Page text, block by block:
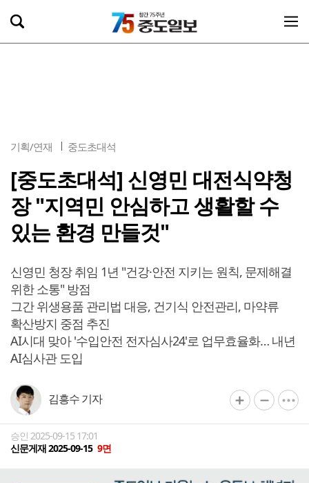
기획/연재 중도초대석
[중도초대석] 신영민 대전식약청
장 "지역민 안심하고 생활할 수
있는 환경 만들것"
신영민 청장 취임 1년 "건강·안전 지키는 원칙, 문제해결
위한 소통" 방점
그간 위생용품 관리법 대응, 건기식 안전관리, 마약류
확산방지 중점 추진
AI시대 맞아 '수입안전 전자심사24'로 업무효율화… 내년
AI심사관 도입
김흥수 기자
승인 2025-09-15 17:01
신문게재 2025-09-15 9면